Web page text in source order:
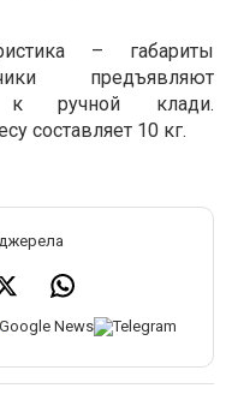
– габариты
предъявляют
к ручной клади.
составляет 10 кг.
джерела